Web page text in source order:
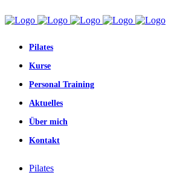
Pilates
Kurse
Personal Training
Aktuelles
Über mich
Kontakt
Pilates